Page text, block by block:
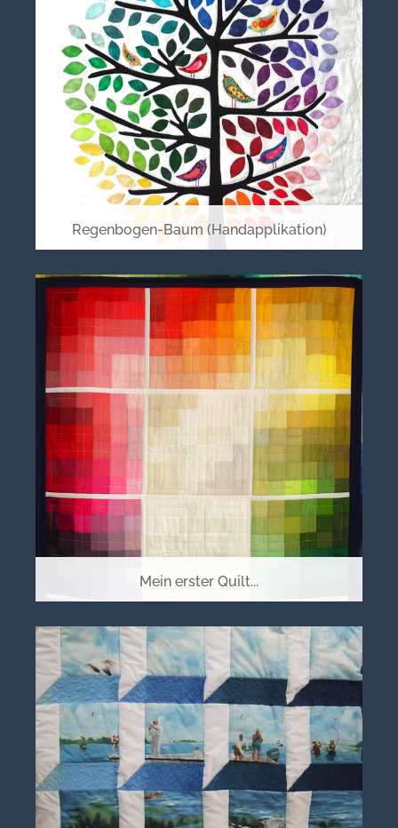
Regenbogen-Baum (Handapplikation)
Mein erster Quilt...